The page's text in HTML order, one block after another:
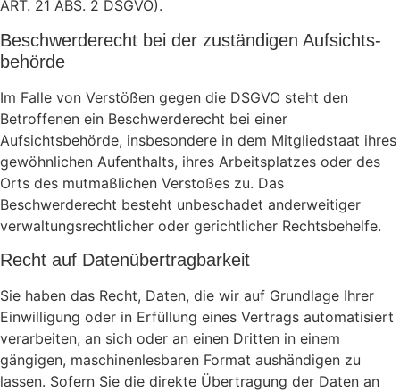
ART. 21 ABS. 2 DSGVO).
Beschwerde­recht bei der zuständigen Aufsichts­
behörde
Im Falle von Verstößen gegen die DSGVO steht den
Betroffenen ein Beschwerderecht bei einer
Aufsichtsbehörde, insbesondere in dem Mitgliedstaat ihres
gewöhnlichen Aufenthalts, ihres Arbeitsplatzes oder des
Orts des mutmaßlichen Verstoßes zu. Das
Beschwerderecht besteht unbeschadet anderweitiger
verwaltungsrechtlicher oder gerichtlicher Rechtsbehelfe.
Recht auf Daten­übertrag­barkeit
Sie haben das Recht, Daten, die wir auf Grundlage Ihrer
Einwilligung oder in Erfüllung eines Vertrags automatisiert
verarbeiten, an sich oder an einen Dritten in einem
gängigen, maschinenlesbaren Format aushändigen zu
lassen. Sofern Sie die direkte Übertragung der Daten an